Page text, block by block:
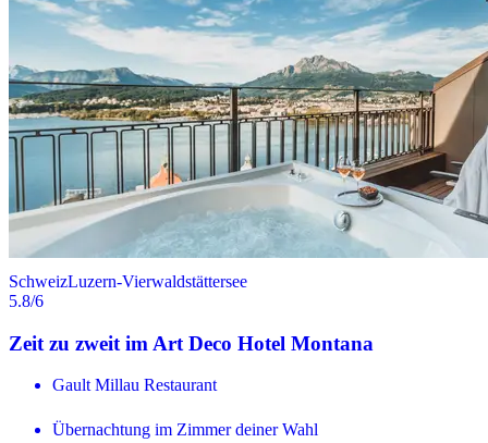
SchweizLuzern-Vierwaldstättersee
5.8/6
Zeit zu zweit im Art Deco Hotel Montana
Gault Millau Restaurant
Übernachtung im Zimmer deiner Wahl